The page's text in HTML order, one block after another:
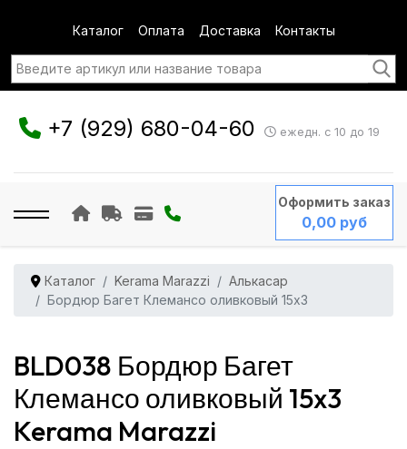
Каталог Оплата Доставка Контакты
+7 (929) 680-04-60 ежедн. с 10 до 19
Оформить заказ
0,00 руб
Каталог Kerama Marazzi
Алькасар
Бордюр Багет Клемансо оливковый 15x3
BLD038 Бордюр Багет
Клемансо оливковый 15x3
Kerama Marazzi